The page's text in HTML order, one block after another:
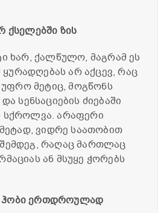
ზის
ხარ, ქალწულო, მაგრამ ეს
ყურადღებას არ აქცევ, რაც
უფრო მეტიც, მოგწონს
სენსაციების ძიებაში
სქროლვა. არაფერი
ვიდრე საათობით
რაღაც მართლაც
ან მსუყე ჭორებს
ჰობი ერთდროულად